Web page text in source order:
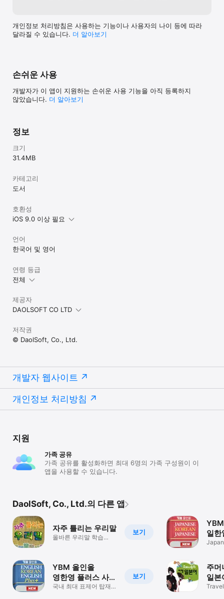
개인정보 처리방침은 사용하는 기능이나 사용자의 나이 등에 따라
달라질 수 있습니다. 더 알⁠아⁠보⁠기
손쉬운 사용
개발자가 이 앱이 지원하는 손쉬운 사용 기능을 아직 등록하지
않았습니다. 더 알아보기
정보
크기
31.4 MB
카테고리
도서
호환성
iOS 9.0 이상 필요
언어
한국어 및 영어
연령 등급
전체
제공자
DAOLSOFT CO LTD
저작권
© DaolSoft, Co., Ltd.
개발자 웹사이트
개인정보 처리방침
지원
가족 공유
가족 공유를 활성화하면 최대 6명의 가족 구성원이 이
앱을 사용할 수 있습니다.
DaolSoft, Co., Ltd.의 다른 앱
보기
자주 틀리는 우리말
올바른 우리말 학습
보기
YBM 올인올
영한영 플러스 사전
- EKE DIC
국내 최대 표제어 탑재
일한
주머
일